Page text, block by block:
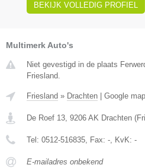
BEKIJK VOLLEDIG PROFIEL
Multimerk Auto's
Niet gevestigd in de plaats
Friesland.
Friesland » Drachten Google
De Roef 13, 9206 AK Drachten (
Tel: 0512-516835, Fax: -, KvK: -
E-mailadres onbekend